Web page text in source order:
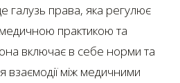
галузь права, яка регулює
практикою та
включає в себе норми та
взаємодії між медичними